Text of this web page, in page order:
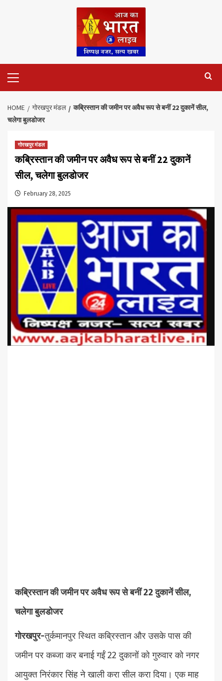
Menu
HOME गोरखपुर मंडल
कब्रिस्तान की जमीन पर अवैध रूप से बनीं 22 दुकानें सील,
चलेगा बुलडोजर
गोरखपुर मंडल
कब्रिस्तान की जमीन पर अवैध रूप से बनीं 22 दुकानें
सील, चलेगा बुलडोजर
February 28, 2025
कब्रिस्तान की जमीन पर अवैध रूप से बनीं 22 दुकानें सील,
चलेगा बुलडोजर
गोरखपुर-तुर्कमानपुर स्थित कब्रिस्तान और उसके पास की
जमीन पर कब्जा कर बनाई गईं 22 दुकानों को गुरुवार को नगर
आयुक्त निरंकार सिंह ने खाली करा सील करा दिया। एक माह